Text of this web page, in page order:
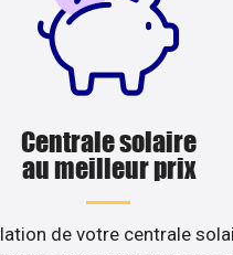
Centrale solaire
au meilleur prix
de votre centrale